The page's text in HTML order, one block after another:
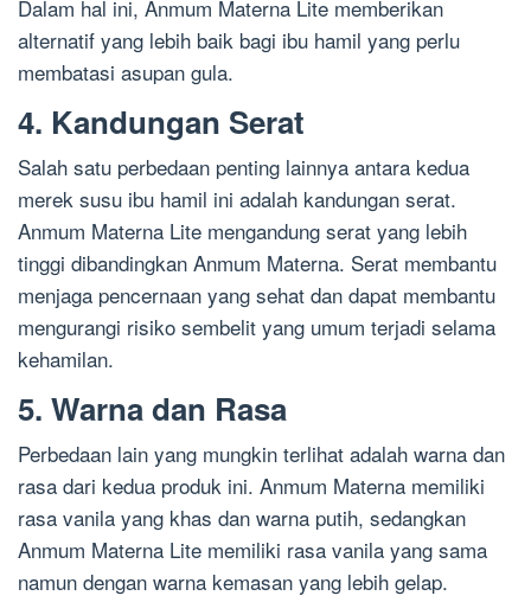
Dalam hal ini, Anmum Materna Lite memberikan
alternatif yang lebih baik bagi ibu hamil yang perlu
membatasi asupan gula.
4. Kandungan Serat
Salah satu perbedaan penting lainnya antara kedua
merek susu ibu hamil ini adalah kandungan serat.
Anmum Materna Lite mengandung serat yang lebih
tinggi dibandingkan Anmum Materna. Serat membantu
menjaga pencernaan yang sehat dan dapat membantu
mengurangi risiko sembelit yang umum terjadi selama
kehamilan.
5. Warna dan Rasa
Perbedaan lain yang mungkin terlihat adalah warna dan
rasa dari kedua produk ini. Anmum Materna memiliki
rasa vanila yang khas dan warna putih, sedangkan
Anmum Materna Lite memiliki rasa vanila yang sama
namun dengan warna kemasan yang lebih gelap.